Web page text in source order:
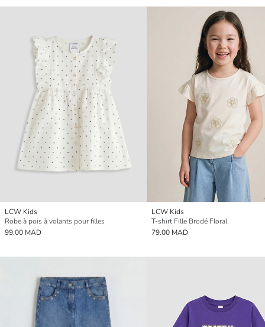
LCW Kids
Robe à pois à volants pour filles
99.00 MAD
LCW Kids
T-shirt Fille Brodé Floral
79.00 MAD